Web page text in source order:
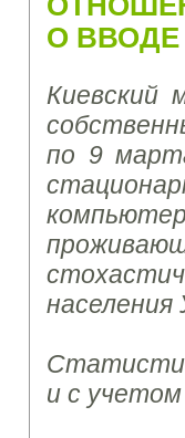
О ВВОДЕ
Киевский
по 9
и с